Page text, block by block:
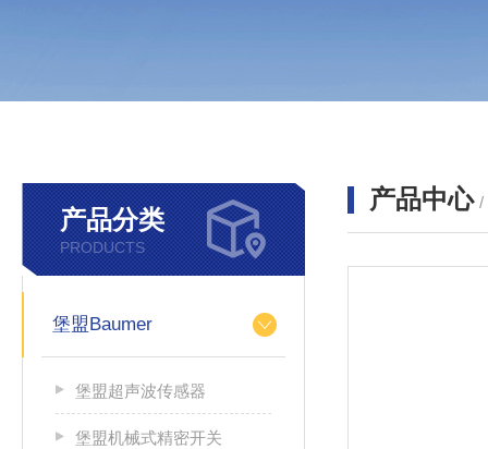
产品分类
PRODUCTS
堡盟Baumer
堡盟超声波传感器
堡盟机械式精密开关
产品中心 /